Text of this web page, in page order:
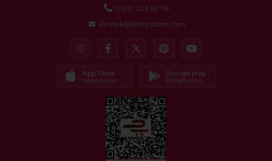
0 537 213 83 76
destek@kidspartim.com
App Store
İndirebilirsiniz
Google play
İndirebilirsiniz